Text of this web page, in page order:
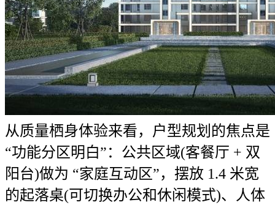
从质量栖身体验来看，户型规划的焦点是
“功能分区明白”：公共区域(客餐厅 + 双
阳台)做为 “家庭互动区”，摆放 1.4 米宽
的起落桌(可切换办公和休闲模式)、人体